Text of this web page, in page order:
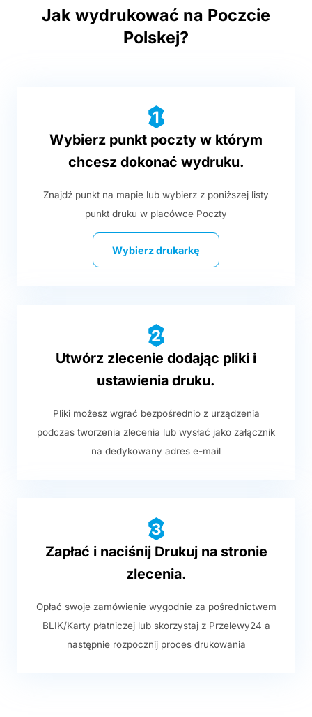
Jak wydrukować na Poczcie
Polskej?
1
Wybierz punkt poczty w którym
chcesz dokonać wydruku.
Znajdź punkt na mapie lub wybierz z poniższej listy
punkt druku w placówce Poczty
Wybierz drukarkę
2
Utwórz zlecenie dodając pliki i
ustawienia druku.
Pliki możesz wgrać bezpośrednio z urządzenia
podczas tworzenia zlecenia lub wysłać jako załącznik
na dedykowany adres e-mail
3
Zapłać i naciśnij Drukuj na stronie
zlecenia.
Opłać swoje zamówienie wygodnie za pośrednictwem
BLIK/Karty płatniczej lub skorzystaj z Przelewy24 a
następnie rozpocznij proces drukowania